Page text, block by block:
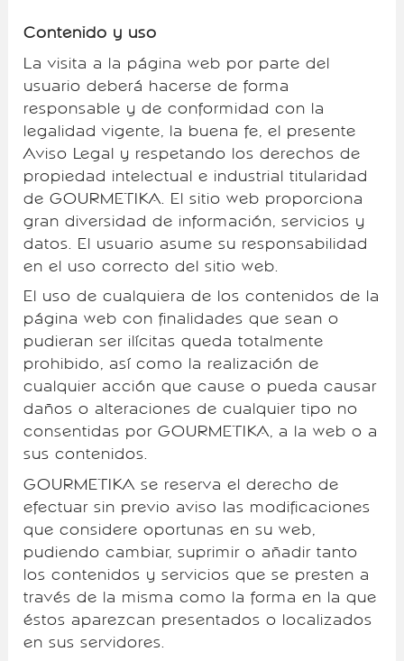
Contenido y uso
La visita a la página web por parte del
usuario deberá hacerse de forma
responsable y de conformidad con la
legalidad vigente, la buena fe, el presente
Aviso Legal y respetando los derechos de
propiedad intelectual e industrial titularidad
de GOURMETIKA. El sitio web proporciona
gran diversidad de información, servicios y
datos. El usuario asume su responsabilidad
en el uso correcto del sitio web.
El uso de cualquiera de los contenidos de la
página web con finalidades que sean o
pudieran ser ilícitas queda totalmente
prohibido, así como la realización de
cualquier acción que cause o pueda causar
daños o alteraciones de cualquier tipo no
consentidas por GOURMETIKA, a la web o a
sus contenidos.
GOURMETIKA se reserva el derecho de
efectuar sin previo aviso las modificaciones
que considere oportunas en su web,
pudiendo cambiar, suprimir o añadir tanto
los contenidos y servicios que se presten a
través de la misma como la forma en la que
éstos aparezcan presentados o localizados
en sus servidores.